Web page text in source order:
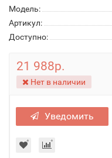
Модель:
Артикул:
Доступно:
21 988р.
Нет в наличии
Уведомить